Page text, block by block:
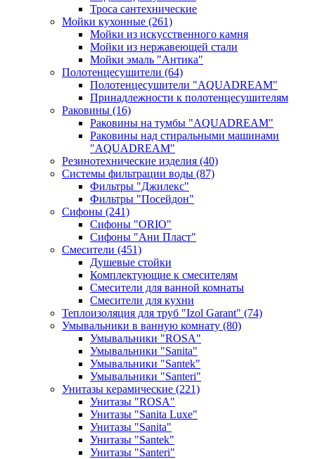
Троса сантехнические
Мойки кухонные (261)
Мойки из искусственного камня
Мойки из нержавеющей стали
Мойки эмаль "Антика"
Полотенцесушители (64)
Полотенцесушители "AQUADREAM"
Принадлежности к полотенцесушителям
Раковины (16)
Раковины на тумбы "AQUADREAM"
Раковины над стиральными машинами
"AQUADREAM"
Резинотехнические изделия (40)
Системы фильтрации воды (87)
Фильтры "Джилекс"
Фильтры "Посейдон"
Сифоны (241)
Сифоны "ORIO"
Сифоны "Ани Пласт"
Смесители (451)
Душевые стойки
Комплектующие к смесителям
Смесители для ванной комнаты
Смесители для кухни
Теплоизоляция для труб "Izol Garant" (74)
Умывальники в ванную комнату (80)
Умывальники "ROSA"
Умывальники "Sanita"
Умывальники "Santek"
Умывальники "Santeri"
Унитазы керамические (221)
Унитазы "ROSA"
Унитазы "Sanita Luxe"
Унитазы "Sanita"
Унитазы "Santek"
Унитазы "Santeri"